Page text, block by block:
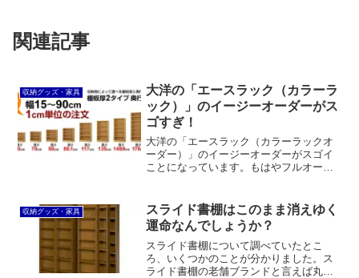
関連記事
収納グッズ・家具
大洋の「エースラック（カラーラ
ック）」のイージーオーダーがス
ゴすぎ！
大洋の「エースラック（カラーラックオ
ーダー）」のイージーオーダーがスゴイ
ことになっています。もはやフルオーダ
高さも選べますし、カラーは12色、幅木
よけカット加工や配線裏板穴加工もでき
ます。
収納グッズ・家具
スライド書棚はこのまま消えゆく
運命なんでしょうか？
スライド書棚について調べていたとこ
ろ、いくつかのことが分かりました。ス
ライド書棚の老舗ブランドと言えば丸伸